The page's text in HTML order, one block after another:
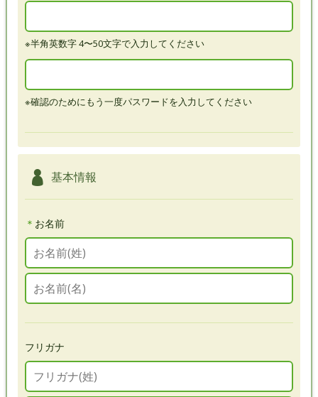
※半角英数字 4〜50文字で入力してください
※確認のためにもう一度パスワードを入力してください
基本情報
＊ お名前
フリガナ